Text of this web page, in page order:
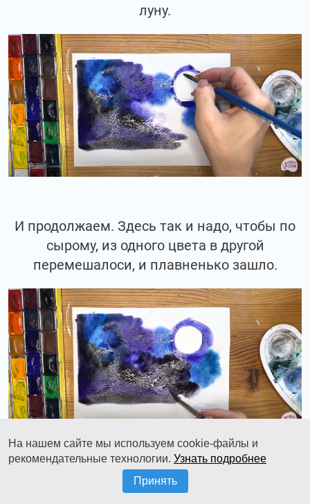
луну.
И продолжаем. Здесь так и надо, чтобы по
сырому, из одного цвета в другой
перемешалоси, и плавненько зашло.
Обратите внимание, что низ я не делаю.
На нашем сайте мы используем cookie-файлы и
рекомендательные технологии. Узнать подробнее
Принять